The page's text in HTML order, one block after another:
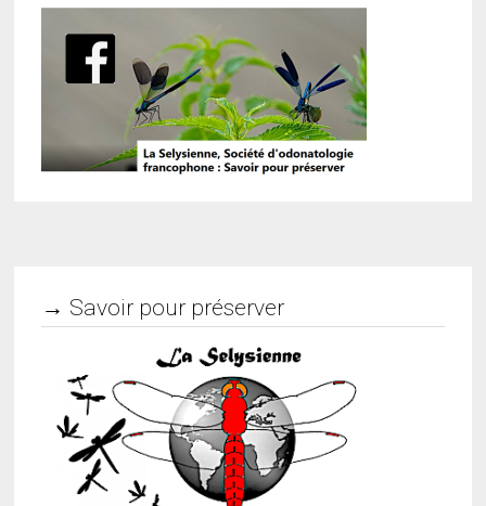
→ Savoir pour préserver